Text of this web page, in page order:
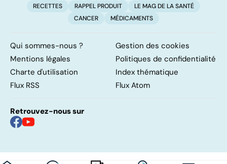
RECETTES RAPPEL PRODUIT
LE MAG DE LA SANTÉ
CANCER
MÉDICAMENTS
Qui sommes-nous ?
Gestion des cookies
Mentions légales
Politiques de confidentialité
Charte d'utilisation
Index thématique
Flux RSS
Flux Atom
Retrouvez-nous sur